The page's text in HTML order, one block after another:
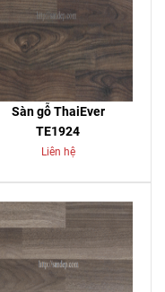
Sàn gỗ ThaiEver
TE1924
Liên hệ